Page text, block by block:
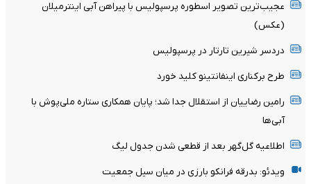
عجیب‌ترین تصویر اسطوره پرسپولیس با پیراهن آبی اینترمیلان
(عکس)
دردسر شیرین تارتار در پرسپولیس
طرح برکناری اینفانتینو کلید خورد
رامین رضاییان از استقلال جدا شد؛ پایان همکاری ستاره ملی‌پوش با
آبی‌ها
اطلاعیه گل‌گهر بعد از قطعی شدن جدول لیگ
ویدئو: بدرقه فرانکو بارزی در میان سیل جمعیت